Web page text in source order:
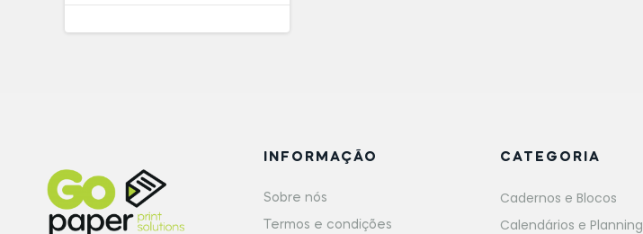
INFORMAÇÃO
Sobre nós
Termos e condições
CATEGORIA
Cadernos e Blocos
Calendários e Planning